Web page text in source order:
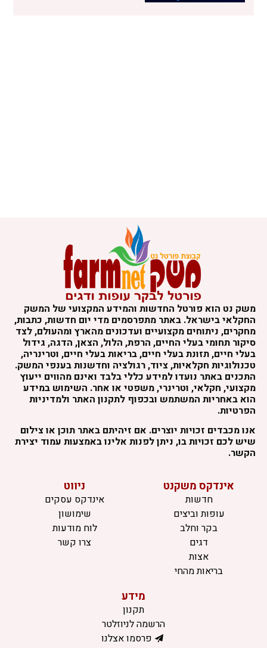
משק נט הוא פורטל החדשות והמידע המקצועי של המשק
החקלאי בישראל. באתר מתפרסמים מדי יום חדשות, כתבות,
מחקרים, ניתוחים מקצועיים ועדכונים מהארץ ומהעולם, לצד
סיקור תחומי בעלי החיים, הרפת, הלול, הצאן, הדגה, גידול
בעלי חיים, תזונת בעלי חיים, בריאות בעלי חיים, וטרינריה,
טכנולוגיות חקלאיות, ציוד, רגולציה וחדשנות בענפי המשק.
התכנים באתר נועדו למידע כללי בלבד ואינם מהווים ייעוץ
מקצועי, חקלאי, וטרינרי, משפטי או אחר. השימוש במידע
הוא באחריות המשתמש ובכפוף לתקנון האתר ולמדיניות
הפרטיות.
אנו מכבדים זכויות יוצרים. אם זיהיתם באתר תוכן או צילום
שיש לכם זכויות בו, ניתן לפנות אלינו באמצעות עמוד יצירת
הקשר.
אינדקס משקנט
חדשות
עופות וביצים
בקר וחלב
דגים
אצות
בריאות מהחי
ניווט
אינדקס עסקים
שימושון
לוח מודעות
צרו קשר
מידע
תקנון
הרשמה לניוזלטר
פרסמו אצלנו